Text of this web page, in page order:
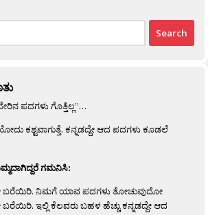
ಪದಗಳು ಗೊತ್ತಿಲ್ಲ”…
ಕಶ್ಟವಾಗುತ್ತೆ. ಕನ್ನಡದ್ದೇ ಆದ ಪದಗಳು ಕೂಡಲೆ
ಗಮನಿಸಿ:
ಬರೆಯಿರಿ. ನಿಮಗೆ ಯಾವ ಪದಗಳು ತೋಚುವುದೋ
ಇಲ್ಲಿ ಕೆಲವರು ಬಹಳ ಹೆಚ್ಚು ಕನ್ನಡದ್ದೇ ಆದ